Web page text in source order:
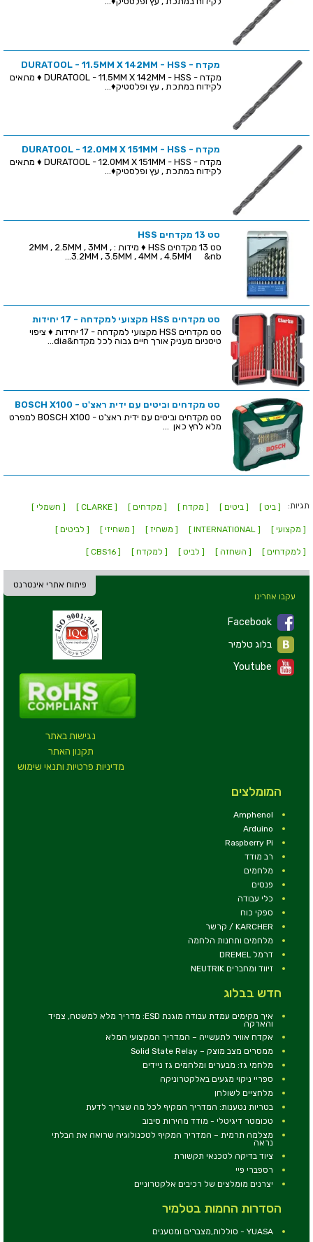
מקדח - DURATOOL - 11.5MM X 142MM - HSS
מקדח - DURATOOL - 11.5MM X 142MM - HSS ♦ מתאים
לקידוח במתכת , עץ ופלסטיק♦...
מקדח - DURATOOL - 12.0MM X 151MM - HSS
מקדח - DURATOOL - 12.0MM X 151MM - HSS ♦ מתאים
לקידוח במתכת , עץ ופלסטיק♦...
סט 13 מקדחים HSS
סט 13 מקדחים HSS ♦ מידות : 2MM , 2.5MM , 3MM ,
3.2MM , 3.5MM , 4MM , 4.5MM &nb...
סט מקדחים HSS מקצועי למקדחה - 17 יחידות
סט מקדחים HSS מקצועי למקדחה - 17 יחידות ♦ ציפוי
טיטניום מעניק אורך חיים גבוה לכל מקדח&dia...
סט מקדחים וביטים עם ידית ראצ'ט - BOSCH X100
סט מקדחים וביטים עם ידית ראצ'ט - BOSCH X100 למפרט
מלא לחץ כאן ...
תגיות: [ ביט ] [ ביטים ] [ מקדח ] [ מקדחים ] [ CLARKE ] [ חשמלי ]
[ מקצועי ] [ INTERNATIONAL ] [ משחיז ] [ משחיזי ] [ לביטים ]
[ למקדחים ] [ השחזה ] [ לביט ] [ למקדח ] [ CBS16 ]
פיתוח אתרי אינטרנט
נגישות באתר
תקנון האתר
מדיניות פרטיות ותנאי שימוש
עקבו אחרינו
Facebook
Youtube
המומלצים
Amphenol
Arduino
Raspberry Pi
רב מודד
מלחמים
פנסים
כלי עבודה
ספקי כוח
KARCHER / קרשר
מלחמים ותחנות הלחמה
דרמל DREMEL
זיווד ומחברים NEUTRIK
חדש בבלוג
איך מקימים עמדת עבודה מוגנת ESD: מדריך מלא למשטח, צמיד
והארקה
אקדח אוויר לתעשייה – המדריך המקצועי המלא
ממסרים מצב מוצק – Solid State Relay
מלחמי גז: מבערים ומלחמים גז ניידים
ספריי ניקוי מגעים באלקטרוניקה
מלחציים לשולחן
בטריות נטענות: המדריך המקיף לכל מה שצריך לדעת
טכומטר דיגיטלי - מודד מהירות סיבוב
מצלמה תרמית – המדריך המקיף לטכנולוגיה שרואה את הבלתי
נראה
ציוד בדיקה לטכנאי תקשורת
רספברי פיי
יצרנים מומלצים של רכיבים אלקטרוניים
הסדרות החמות בטלמיר
YUASA - סוללות,מצברים ומטענים